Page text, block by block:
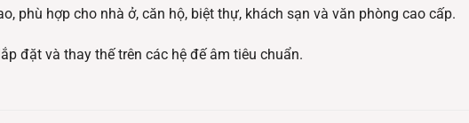
phù hợp cho nhà ở, căn hộ, biệt thự, khách sạn và văn phòng cao cấp.
đặt và thay thế trên các hệ đế âm tiêu chuẩn.